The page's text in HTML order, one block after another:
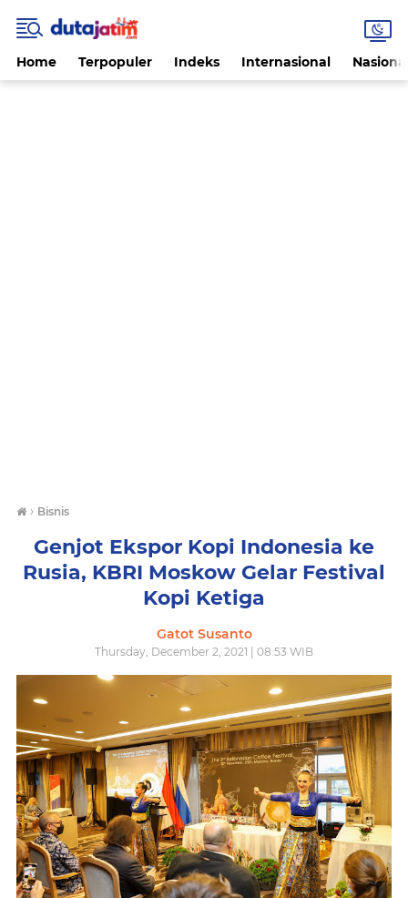
Home Terpopuler Indeks Internasional
› Bisnis
Genjot Ekspor Kopi Indonesia ke
Rusia, KBRI Moskow Gelar Festival
Kopi Ketiga
Gatot Susanto
Thursday, December 2, 2021 | 08:53 WIB